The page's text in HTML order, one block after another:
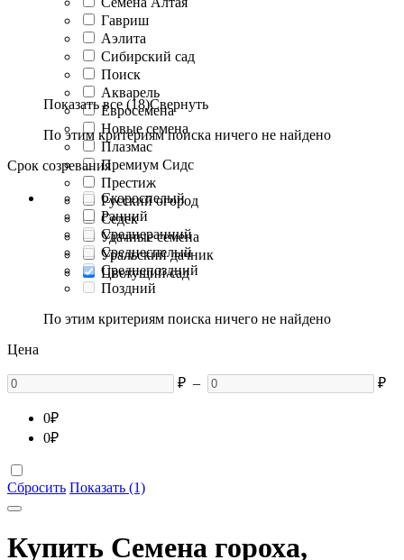
Гавриш
Аэлита
Сибирский сад
Поиск
Акварель
Евросемена
Новые семена
Плазмас
Премиум Сидс
Престиж
Русский огород
Седек
Удачные семена
Уральский дачник
Цветущий сад
Показать все (18)Свернуть
По этим критериям поиска ничего не найдено
Срок созревания
Скороспелый
Ранний
Среднеранний
Среднеспелый
Среднепоздний
Поздний
По этим критериям поиска ничего не найдено
Цена
₽ – ₽
0₽
0₽
Сбросить Показать (1)
Купить Семена гороха,